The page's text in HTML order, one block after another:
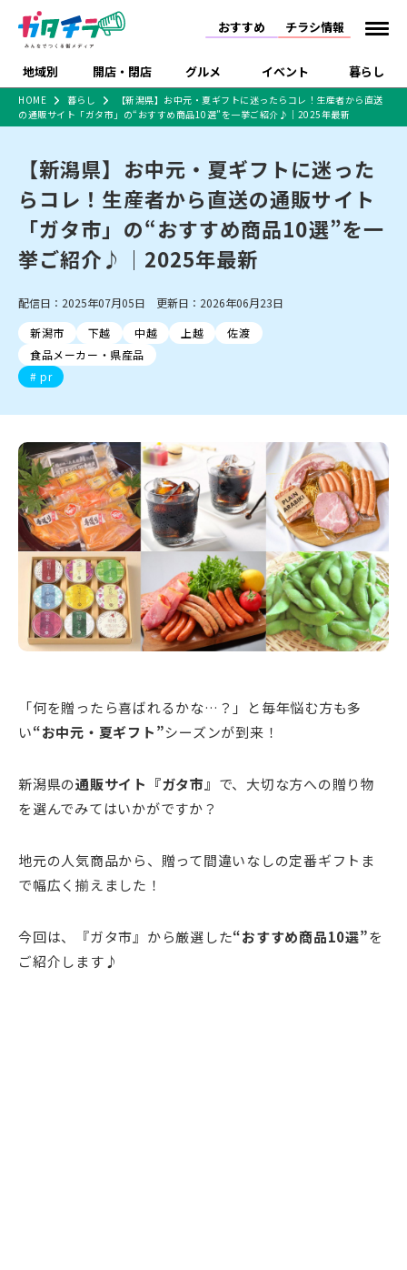
おすすめ チラシ情報
地域別 開店・閉店 グルメ イベント 暮らし
新潟市 下越
中越 上越
新潟市中央区
新潟市南区
新潟市江南区 新潟市秋葉区
新潟市西蒲区
村上・関川
新発田・聖籠
胎内・粟島
三条・加茂・田上
五泉・阿賀野・阿賀
燕・弥彦
長岡・見附
小千谷・十日町・津南
魚沼・南魚沼・湯沢
柏崎・刈羽・出雲崎
上越・妙高・糸魚川
開店 閉店
リニューアル・移転 休業 開店まとめ
閉店まとめ
新潟市・開店
新潟市・閉店
長岡市・開店
ラーメン 現地レポート
和食 洋食
ご当地グルメ
カフェ
居酒屋・バー 焼肉
パスタ
パン・ベーカリー
タレカツ・豚カツ
デカ盛り・大盛り
旨辛・激辛
定食・町定食 海鮮・鮨
そば・うどん
日本酒・新潟清酒
ワイン・クラフトビール
ケーキ・パフェ
ビアガーデン・暑気払い
忘新年会・歓送迎会
体験・販売 祭り・伝統行事
趣味・展示会 ライブ・コンサート
にいがた酒の陣・新潟
酒月
セミナー・講演会
住宅展示場
完成見学会 学生スポーツ アルビレックス
施設・ショップ
住宅メーカー・工務
店
食品メーカー・県産
品
観光スポット
温泉・入浴 ホテル
リラクゼーション・整体
病院・クリニック
ビルボードプレイスBP
新潟伊勢丹
ピア万代
リバーサイド千秋
パティオPATIO
特売セール インタビュー
特集・まとめ記事
セツコママ ランキング 新潟人
開店まとめ
閉店まとめ 人気記事まとめ
ラーメンまとめ
飲食店まとめ
食品スーパー・コンビ
戸建住宅・マンショ
ショッピングモール・
大型施設
ドラッグストア・ホーム
センター
インテリア・雑貨
外食・テイクアウト
新車・中古車・カー用品
上越・妙高・糸魚川 チラシ
注目 チラシ
週末セール
火曜セール
オープン・リニューアルセール
周年祭・感謝祭セール
年末・初売りセール
HOME 暮らし
【新潟県】お中元・夏ギフトに迷ったらコレ！生産者から直送
の通販サイト「ガタ市」の“おすすめ商品10選”を一挙ご紹介♪｜2025年最新
【新潟県】お中元・夏ギフトに迷った
らコレ！生産者から直送の通販サイト
「ガタ市」の“おすすめ商品10選”を一
挙ご紹介♪｜2025年最新
配信日：2025年07月05日 更新日：2026年06月23日
新潟市
下越 中越 上越
佐渡
食品メーカー・県産品
pr
「何を贈ったら喜ばれるかな…？」と毎年悩む方も多
い“お中元・夏ギフト”シーズンが到来！
新潟県の通販サイト『ガタ市』 で、大切な方への贈り物
を選んでみてはいかがですか？
地元の人気商品から、贈って間違いなしの定番ギフトま
で幅広く揃えました！
今回は、『ガタ市』から厳選した“おすすめ商品10選”を
ご紹介します♪